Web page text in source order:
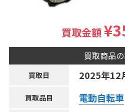
買取金額
買取商品
買取日 2025年12
買取品目 電動自転車